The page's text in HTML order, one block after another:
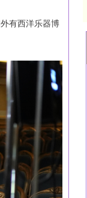
有西洋乐器博
0.93%